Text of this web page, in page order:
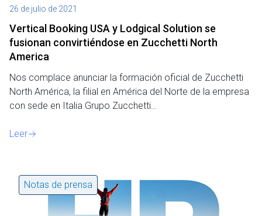
26 de julio de 2021
Vertical Booking USA y Lodgical Solution se
fusionan convirtiéndose en Zucchetti North
America
Nos complace anunciar la formación oficial de Zucchetti
North América, la filial en América del Norte de la empresa
con sede en Italia Grupo Zucchetti…
Leer
Notas de prensa